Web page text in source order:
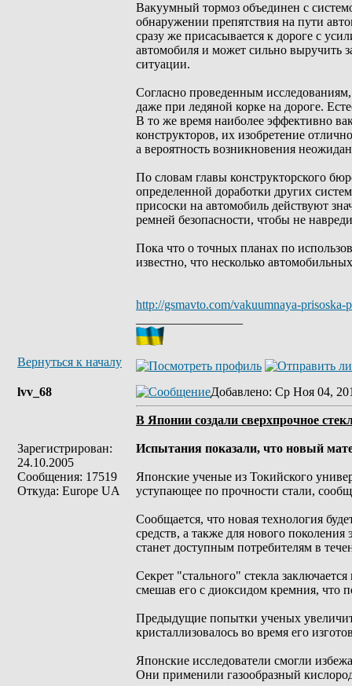
Вакуумный тормоз объединен с
обнаружении препятствия на пути
сразу же присасывается к дороге с
автомобиля и может сильно выручить
ситуации.
Согласно проведенным
даже при ледяной корке на дороге.
В то же время наиболее эффективно
конструкторов, их изобретение
а вероятность возникновения
По словам главы конструкторского
определенной доработки других
присоски на автомобиль действуют
ремней безопасности, чтобы не
Пока что о точных планах по
известно, что несколько
http://gsmavto.com/vakuumnaya-
Вернуться к началу
lvv_68
Зарегистрирован:
24.10.2005
Сообщения: 17519
Откуда: Europe UA
Добавлено: Ср Ноя 04,
В Японии создали сверхпрочное
Испытания показали, что новый
Японские ученые из Токийского
уступающее по прочности стали,
Сообщается, что новая технология
средств, а также для нового
станет доступным потребителям в
Секрет "стального" стекла
смешав его с диоксидом кремния, что
Предыдущие попытки ученых
кристаллизовалось во время его
Японские исследователи смогли
Они применили газообразный